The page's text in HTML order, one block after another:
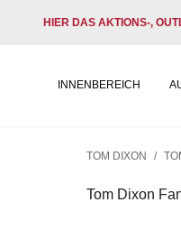
HIER DAS AKTIONS-,
INNENBEREICH
TOM DIXON /
Tom Dixon